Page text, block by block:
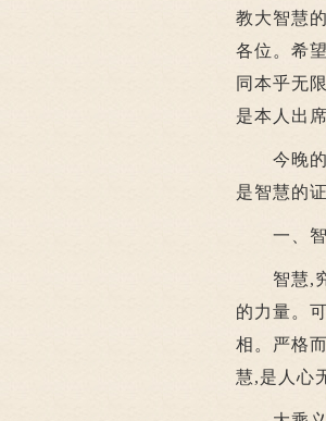
教大智慧
各位。希
同本乎无
是本人出
今晚的讲
是智慧的
一、智
智慧,究
的力量。
相。严格
慧,是人心